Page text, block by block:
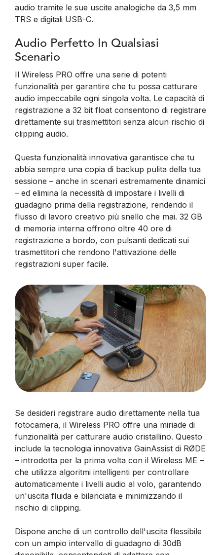
audio tramite le sue uscite analogiche da 3,5 mm
TRS e digitali USB-C.
Audio Perfetto In Qualsiasi
Scenario
Il Wireless PRO offre una serie di potenti
funzionalità per garantire che tu possa catturare
audio impeccabile ogni singola volta. Le capacità di
registrazione a 32 bit float consentono di registrare
direttamente sui trasmettitori senza alcun rischio di
clipping audio.
Questa funzionalità innovativa garantisce che tu
abbia sempre una copia di backup pulita della tua
sessione – anche in scenari estremamente dinamici
– ed elimina la necessità di impostare i livelli di
guadagno prima della registrazione, rendendo il
flusso di lavoro creativo più snello che mai. 32 GB
di memoria interna offrono oltre 40 ore di
registrazione a bordo, con pulsanti dedicati sui
trasmettitori che rendono l'attivazione delle
registrazioni super facile.
Se desideri registrare audio direttamente nella tua
fotocamera, il Wireless PRO offre una miriade di
funzionalità per catturare audio cristallino. Questo
include la tecnologia innovativa GainAssist di RØDE
– introdotta per la prima volta con il Wireless ME –
che utilizza algoritmi intelligenti per controllare
automaticamente i livelli audio al volo, garantendo
un'uscita fluida e bilanciata e minimizzando il
rischio di clipping.
Dispone anche di un controllo dell'uscita flessibile
con un ampio intervallo di guadagno di 30dB